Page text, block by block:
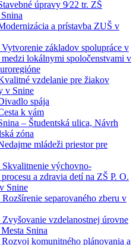
úpravy 9⁄22 tr. ZŠ
a prístavba ZUŠ v
Vytvorenie základov spolupráce v
lokálnymi spoločenstvami v
vzdelanie pre žiakov
v Snine
spája
k vám
– Študentská ulica, Návrh
zóna
mládeži priestor pre
Skvalitnenie výchovno-
a zdravia detí na ZŠ P. O.
Snine
separovaného zberu v
Zvyšovanie vzdelanostnej úrovne
Snina
Rozvoj komunitného plánovania a